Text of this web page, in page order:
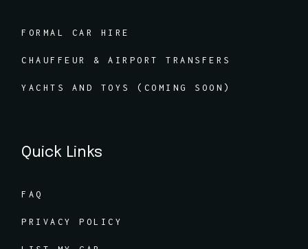
FORMAL CAR HIRE
CHAUFFEUR & AIRPORT TRANSFERS
YACHTS AND TOYS (COMING SOON)
Quick Links
FAQ
PRIVACY POLICY